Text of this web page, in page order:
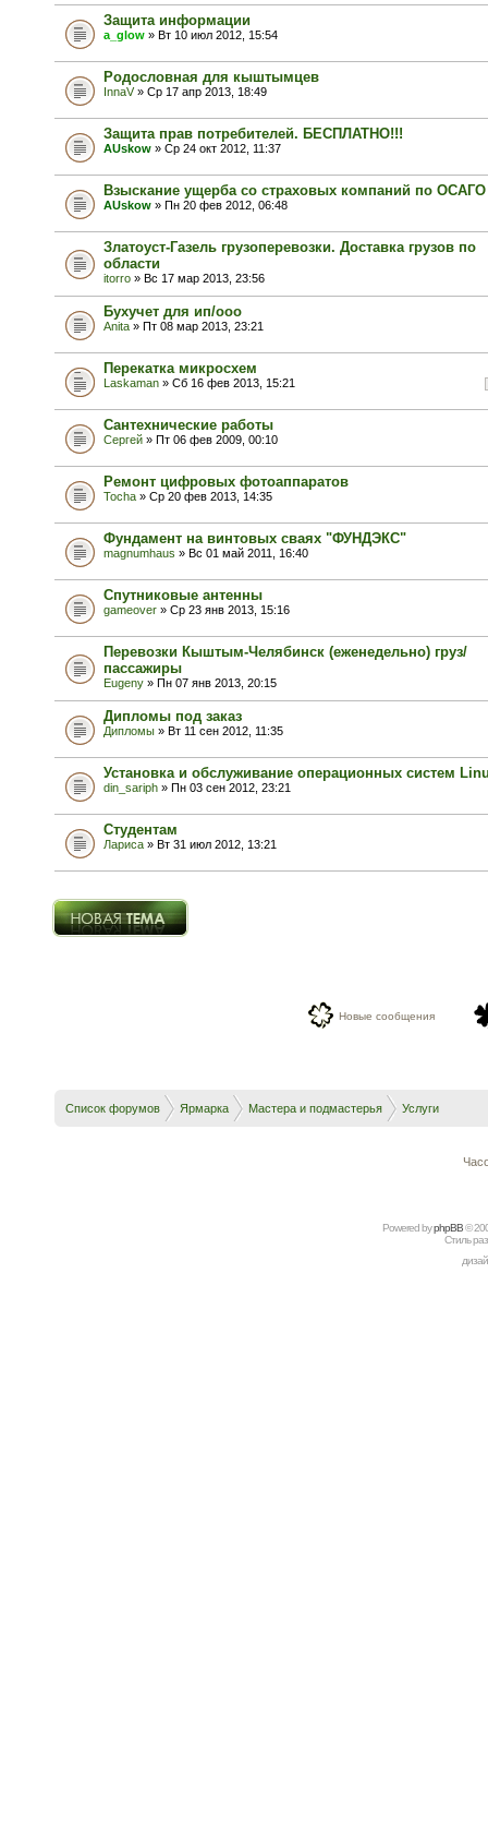
Защита информации
a_glow » Вт 10 июл 2012, 15:54
Родословная для кыштымцев
InnaV» Ср 17 апр 2013, 18:49
Защита прав потребителей. БЕСПЛАТНО!!!
AUskow » Ср 24 окт 2012, 11:37
Взыскание ущерба со страховых компаний по ОСАГО
AUskow » Пн 20 фев 2012, 06:48
Златоуст-Газель грузоперевозки. Доставка грузов по
области
itorro » Вс 17 мар 2013, 23:56
Бухучет для ип/ооо
Anita » Пт 08 мар 2013, 23:21
Перекатка микросхем
Laskaman » Сб 16 фев 2013, 15:21
Сантехнические работы
Сергей » Пт 06 фев 2009, 00:10
Ремонт цифровых фотоаппаратов
Tocha » Ср 20 фев 2013, 14:35
Фундамент на винтовых сваях "ФУНДЭКС"
magnumhaus » Вс 01 май 2011, 16:40
Спутниковые антенны
gameover » Ср 23 янв 2013, 15:16
Перевозки Кыштым-Челябинск (еженедельно) груз/
пассажиры
Eugeny » Пн 07 янв 2013, 20:15
Дипломы под заказ
Дипломы » Вт 11 сен 2012, 11:35
Установка и обслуживание операционных систем
din_sariph » Пн 03 сен 2012, 23:21
Студентам
Лариса » Вт 31 июл 2012, 13:21
Новая тема
Новые сообщения
Список форумов Ярмарка Мастера и подмастерья Услуги
Powered byрhрBВ©
Стиль